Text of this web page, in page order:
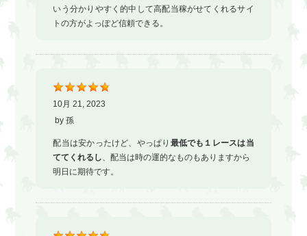
いう分かりやすく的中して高配当稼がせてくれるサイ
トの方がよっぽど信頼できる。
10月 21, 2023
by孫
配当は安かったけど、やっぱり 最低でも１レースは当
ててくれるし
、配当は時の運的なものもありますから
明日に期待です。